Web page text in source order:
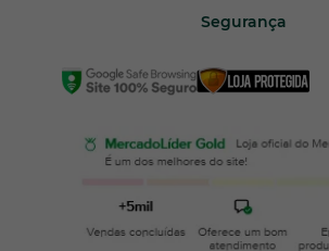
Segurança